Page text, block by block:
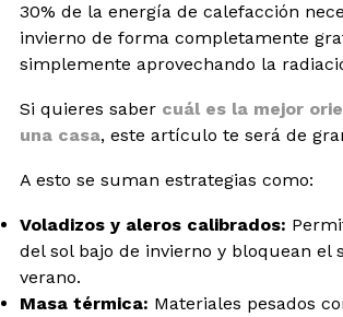
30% de la energía de calefacción
invierno de forma completamente
simplemente aprovechando la
Si quieres saber cuál es la mejor
una casa, este artículo te será de
A esto se suman estrategias como:
Voladizos y aleros calibrados:
del sol bajo de invierno y bloquean el
verano.
Masa térmica: Materiales pesados